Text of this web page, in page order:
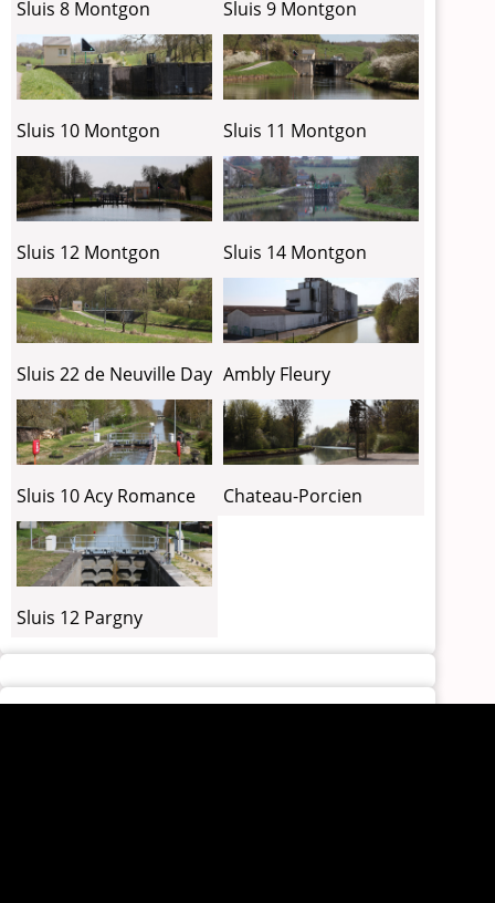
Sluis 8 Montgon Sluis 9 Montgon
Sluis 10 Montgon Sluis 11 Montgon
Sluis 12 Montgon Sluis 14 Montgon
Sluis 22 de Neuville Day Ambly Fleury
Sluis 10 Acy Romance Chateau-Porcien
Sluis 12 Pargny